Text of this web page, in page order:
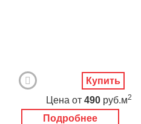
Подробнее
Цена от 490 руб.м2
Купить